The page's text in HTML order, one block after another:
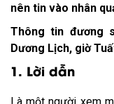
nên tin vào nhân
Thông tin đương
Dương Lịch, giờ
1. Lời dẫn